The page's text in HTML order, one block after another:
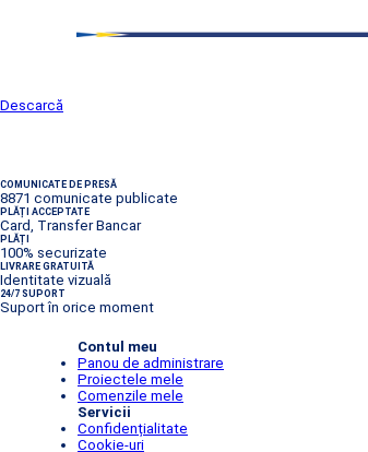
Descarcă
COMUNICATE DE PRESĂ
8871 comunicate publicate
PLĂȚI ACCEPTATE
Card, Transfer Bancar
PLĂȚI
100% securizate
LIVRARE GRATUITĂ
Identitate vizuală
24/7 SUPORT
Suport în orice moment
Contul meu
Panou de administrare
Proiectele mele
Comenzile mele
Servicii
Confidențialitate
Cookie-uri